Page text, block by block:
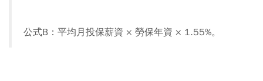
公式B：平均月投保薪資 × 勞保年資 × 1.55%。